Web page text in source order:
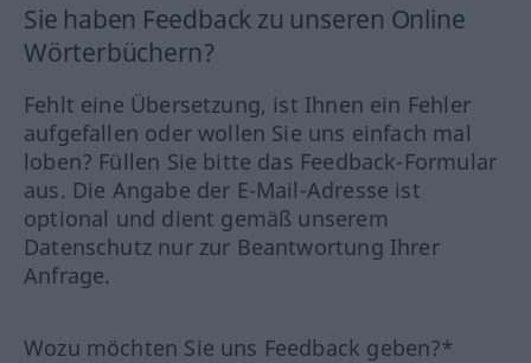
Sie haben Feedback zu unseren Online
Wörterbüchern?
Fehlt eine Übersetzung, ist Ihnen ein Fehler
aufgefallen oder wollen Sie uns einfach mal
loben? Füllen Sie bitte das Feedback-Formular
aus. Die Angabe der E-Mail-Adresse ist
optional und dient gemäß unserem
Datenschutz nur zur Beantwortung Ihrer
Anfrage.
Wozu möchten Sie uns Feedback geben?*